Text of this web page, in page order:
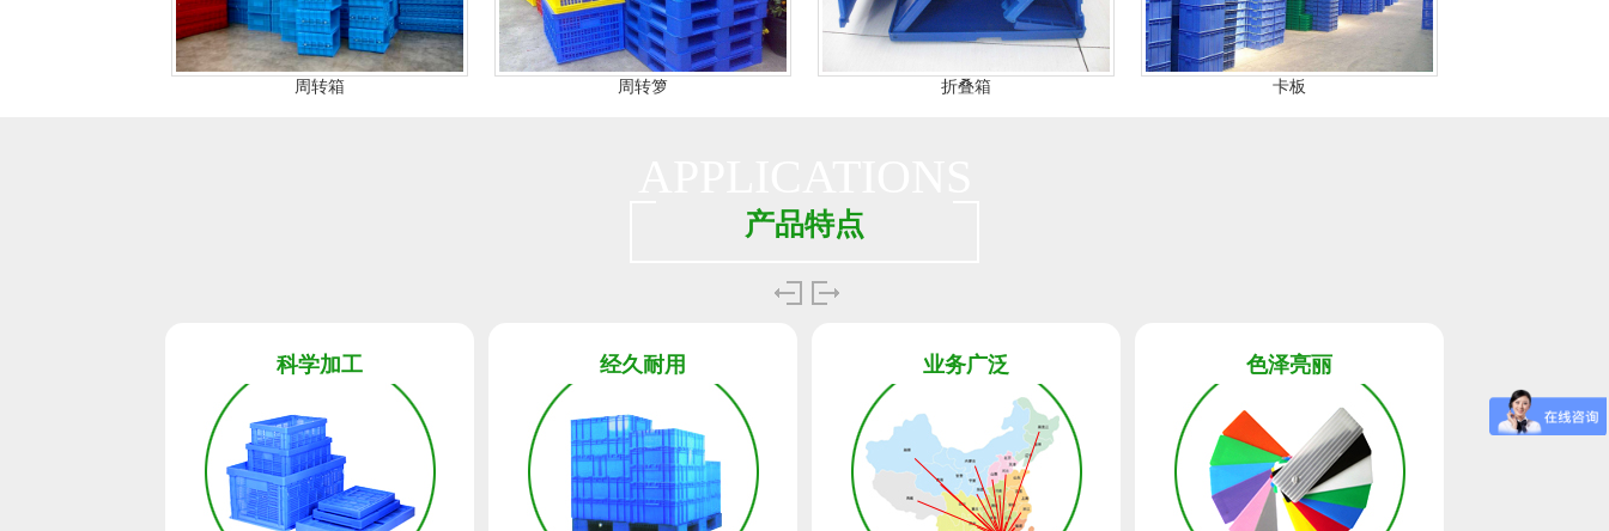
周转箱 周转箩 折叠箱 卡板
产品特点
科学加工 经久耐用 业务广泛 色泽亮丽